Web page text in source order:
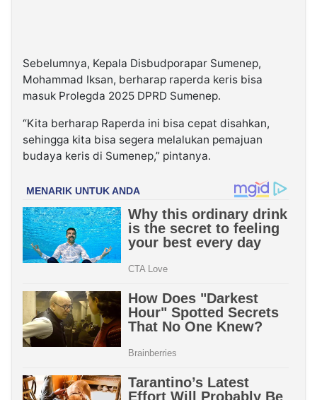
Sebelumnya, Kepala Disbudporapar Sumenep,
Mohammad Iksan, berharap raperda keris bisa
masuk Prolegda 2025 DPRD Sumenep.
“Kita berharap Raperda ini bisa cepat disahkan,
sehingga kita bisa segera melalukan pemajuan
budaya keris di Sumenep,” pintanya.